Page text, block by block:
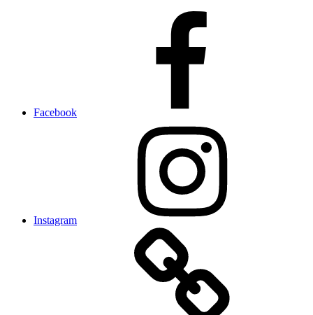
Facebook
Instagram